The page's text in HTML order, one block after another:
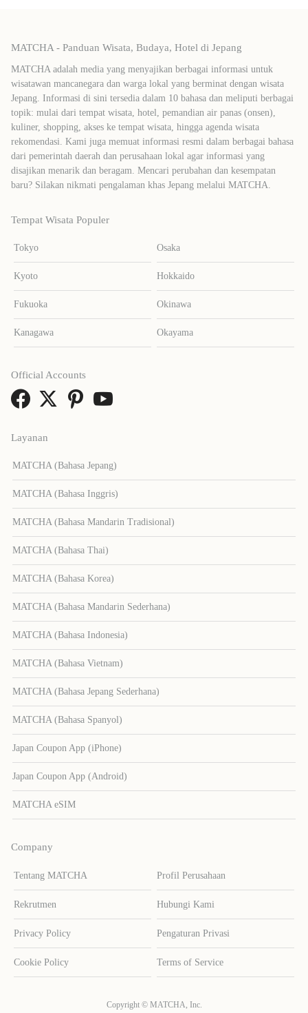
MATCHA - Panduan Wisata, Budaya, Hotel di Jepang
MATCHA adalah media yang menyajikan berbagai informasi untuk
wisatawan mancanegara dan warga lokal yang berminat dengan wisata
Jepang. Informasi di sini tersedia dalam 10 bahasa dan meliputi berbagai
topik: mulai dari tempat wisata, hotel, pemandian air panas (onsen),
kuliner, shopping, akses ke tempat wisata, hingga agenda wisata
rekomendasi. Kami juga memuat informasi resmi dalam berbagai bahasa
dari pemerintah daerah dan perusahaan lokal agar informasi yang
disajikan menarik dan beragam. Mencari perubahan dan kesempatan
baru? Silakan nikmati pengalaman khas Jepang melalui MATCHA.
Tempat Wisata Populer
Tokyo Osaka
Kyoto Hokkaido
Fukuoka Okinawa
Kanagawa Okayama
Layanan
MATCHA (Bahasa Jepang)
MATCHA (Bahasa Inggris)
MATCHA (Bahasa Mandarin Tradisional)
MATCHA (Bahasa Thai)
MATCHA (Bahasa Korea)
MATCHA (Bahasa Mandarin Sederhana)
MATCHA (Bahasa Indonesia)
MATCHA (Bahasa Vietnam)
MATCHA (Bahasa Jepang Sederhana)
MATCHA (Bahasa Spanyol)
Japan Coupon App (iPhone)
Japan Coupon App (Android)
MATCHA eSIM
Company
Tentang MATCHA Profil Perusahaan
Rekrutmen Hubungi Kami
Privacy Policy Pengaturan Privasi
Cookie Policy Terms of Service
Official Accounts
Copyright © MATCHA, Inc.